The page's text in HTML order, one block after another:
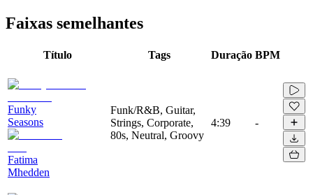
Faixas semelhantes
Título Tags Duração BPM
Funky
Seasons
Fatima
Mhedden
Funk/R&B, Guitar,
Strings, Corporate,
80s, Neutral, Groovy
4:39 -